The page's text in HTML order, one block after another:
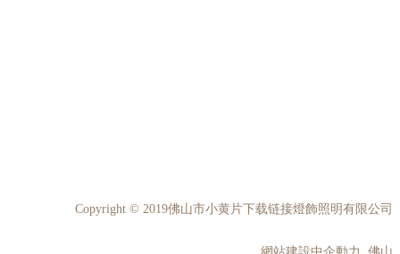
Copyright © 2019佛山市小黄片下载链接燈飾照明有限公司